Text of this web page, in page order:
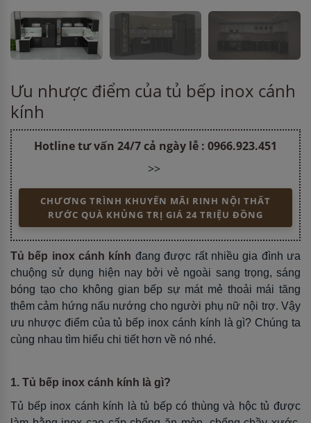
Ưu nhược điểm của tủ bếp inox cánh
kính
Hotline tư vấn 24/7 cả ngày lễ : 0966.923.451
>>
CHƯƠNG TRÌNH KHUYẾN MÃI RINH NỘI THẤT
RƯỚC QUÀ KHỦNG TRỊ GIÁ 24 TRIỆU ĐỒNG
Tủ bếp inox cánh kính đang được rất nhiều gia đình ưa
chuộng sử dụng hiện nay bởi vẻ ngoài sang trọng, sáng
bóng tạo cho không gian bếp sự mát mẻ thoải mái tăng
thêm cảm hứng nấu nướng cho người phụ nữ nội trợ. Vậy
ưu nhược điểm của tủ bếp inox cánh kính là gì? Chúng ta
cùng nhau tìm hiểu chi tiết hơn về nó nhé.
1. Tủ bếp inox cánh kính là gì?
Tủ bếp inox cánh kính là tủ bếp có thùng và hộc tủ được